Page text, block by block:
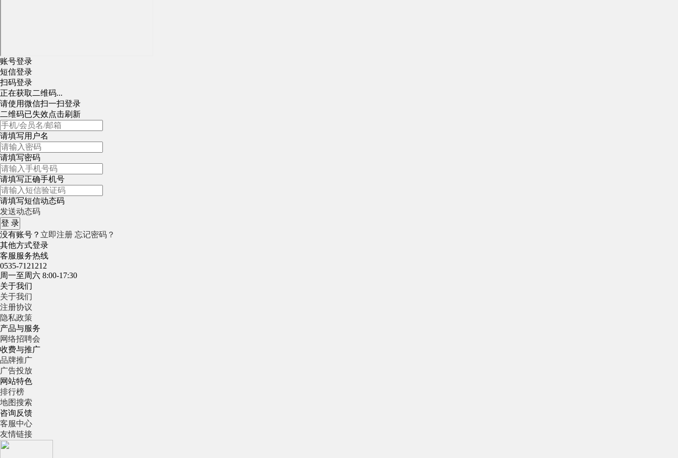
账号登录
短信登录
扫码登录
正在获取二维码...
请使用微信扫一扫登录
二维码已失效点击刷新
请填写用户名
请填写密码
请填写正确手机号
请填写短信动态码
发送动态码
没有账号？ 立即注册 忘记密码？
其他方式登录
客服服务热线
0535-7121212
周一至周六 8:00-17:30
关于我们
关于我们
注册协议
隐私政策
产品与服务
网络招聘会
收费与推广
品牌推广
广告投放
网站特色
排行榜
地图搜索
咨询反馈
客服中心
友情链接